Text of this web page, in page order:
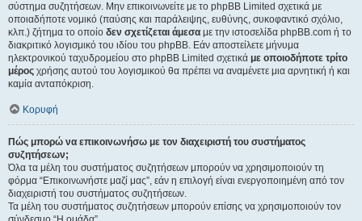
σύστημα συζητήσεων. Μην επικοινωνείτε με το phpBB Limited σχετικά με
οποιαδήποτε νομικό (παύσης και παράλειψης, ευθύνης, συκοφαντικό σχόλιο,
κλπ.) ζήτημα το οποίο δεν σχετίζεται άμεσα με την ιστοσελίδα phpBB.com ή το
διακριτικό λογισμικό του ιδίου του phpBB. Εάν αποστείλετε μήνυμα
ηλεκτρονικού ταχυδρομείου στο phpBB Limited σχετικά με οποιοδήποτε τρίτο
μέρος χρήσης αυτού του λογισμικού θα πρέπει να αναμένετε μια αρνητική ή και
καμία ανταπόκριση.
Κορυφή
Πώς μπορώ να επικοινωνήσω με τον διαχειριστή του συστήματος
συζητήσεων;
Όλα τα μέλη του συστήματος συζητήσεων μπορούν να χρησιμοποιούν τη
φόρμα “Επικοινωνήστε μαζί μας”, εάν η επιλογή είναι ενεργοποιημένη από τον
διαχειριστή του συστήματος συζητήσεων.
Τα μέλη του συστήματος συζητήσεων μπορούν επίσης να χρησιμοποιούν τον